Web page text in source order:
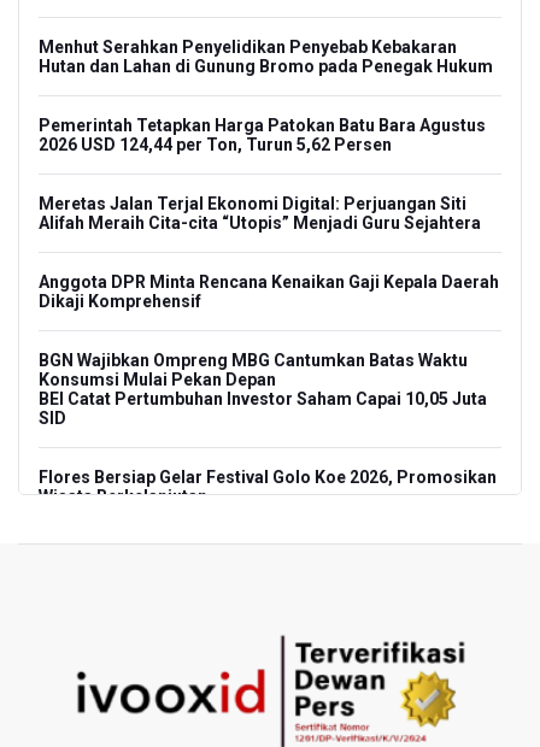
Menhut Serahkan Penyelidikan Penyebab Kebakaran
Hutan dan Lahan di Gunung Bromo pada Penegak Hukum
Pemerintah Tetapkan Harga Patokan Batu Bara Agustus
2026 USD 124,44 per Ton, Turun 5,62 Persen
Meretas Jalan Terjal Ekonomi Digital: Perjuangan Siti
Alifah Meraih Cita-cita “Utopis” Menjadi Guru Sejahtera
Anggota DPR Minta Rencana Kenaikan Gaji Kepala Daerah
Dikaji Komprehensif
BGN Wajibkan Ompreng MBG Cantumkan Batas Waktu
Konsumsi Mulai Pekan Depan
BEI Catat Pertumbuhan Investor Saham Capai 10,05 Juta
SID
Flores Bersiap Gelar Festival Golo Koe 2026, Promosikan
Wisata Berkelanjutan
Bencana Gempa Bumi dan Tsunami di Bali
Pemprov Jabar Sediakan Knalpot Standar Gratis di Pos
Polisi saat Razia Knalpot Brong